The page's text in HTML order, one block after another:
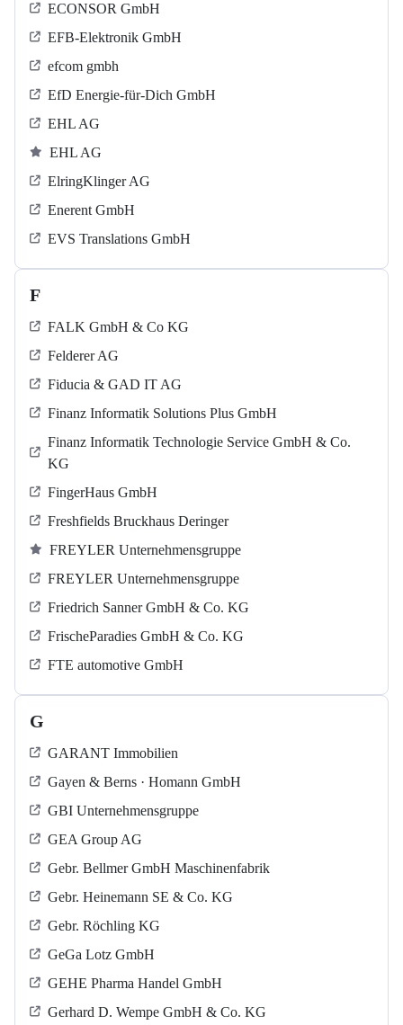
ECONSOR GmbH
EFB-Elektronik GmbH
efcom gmbh
EfD Energie-für-Dich GmbH
EHL AG
EHL AG
ElringKlinger AG
Enerent GmbH
EVS Translations GmbH
F
FALK GmbH & Co KG
Felderer AG
Fiducia & GAD IT AG
Finanz Informatik Solutions Plus GmbH
Finanz Informatik Technologie Service GmbH & Co.
KG
FingerHaus GmbH
Freshfields Bruckhaus Deringer
FREYLER Unternehmensgruppe
FREYLER Unternehmensgruppe
Friedrich Sanner GmbH & Co. KG
FrischeParadies GmbH & Co. KG
FTE automotive GmbH
G
GARANT Immobilien
Gayen & Berns · Homann GmbH
GBI Unternehmensgruppe
GEA Group AG
Gebr. Bellmer GmbH Maschinenfabrik
Gebr. Heinemann SE & Co. KG
Gebr. Röchling KG
GeGa Lotz GmbH
GEHE Pharma Handel GmbH
Gerhard D. Wempe GmbH & Co. KG